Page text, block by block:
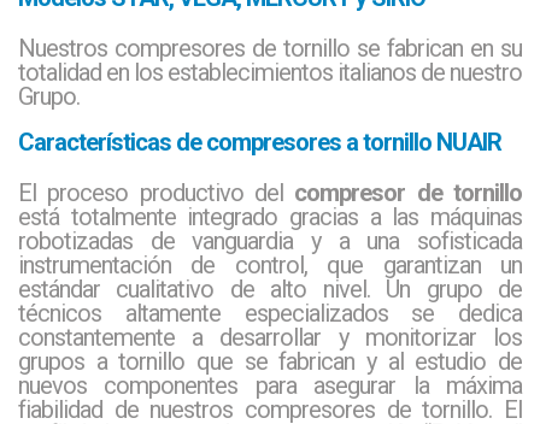
estos datos, podemos orientarte hacia la gama, potencia y
configuración que mejor se adapten a tu empresa.
Nuestros compresores de tornillo se fabrican en su
totalidad en los establecimientos italianos de nuestro
Grupo.
Características de compresores a tornillo NUAIR
El proceso productivo del compresor de tornillo
está totalmente integrado gracias a las máquinas
robotizadas de vanguardia y a una sofisticada
instrumentación de control, que garantizan un
estándar cualitativo de alto nivel. Un grupo de
técnicos altamente especializados se dedica
constantemente a desarrollar y monitorizar los
grupos a tornillo que se fabrican y al estudio de
nuevos componentes para asegurar la máxima
fiabilidad de nuestros compresores de tornillo. El